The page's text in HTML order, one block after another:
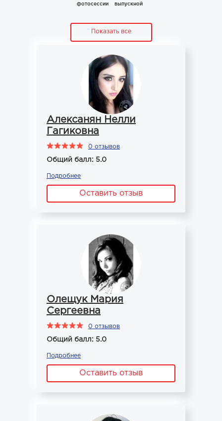
фотосессии
выпускной
Показать все
Алексанян Нелли
Гагиковна
0 отзывов
Общий балл: 5.0
Подробнее
Оставить отзыв
Олещук Мария
Сергеевна
0 отзывов
Общий балл: 5.0
Подробнее
Оставить отзыв